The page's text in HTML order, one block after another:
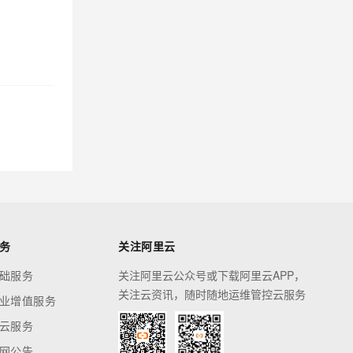
服务
增值服务
服务
关注阿里云
关注阿里云公众号或下载阿里云APP，
关注云资讯，随时随地运维管控云服务